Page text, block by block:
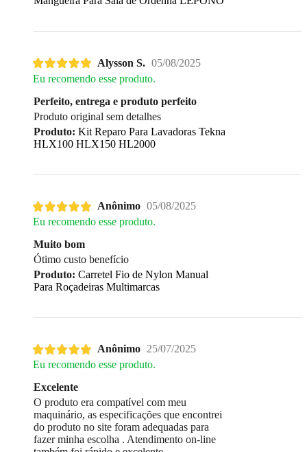
Alysson S. 05/08/2025
Eu recomendo esse produto.
Perfeito, entrega e produto perfeito
Produto original sem detalhes
Produto: Kit Reparo Para Lavadoras Tekna
HLX100 HLX150 HL2000
Anônimo 05/08/2025
Eu recomendo esse produto.
Muito bom
Ótimo custo benefício
Produto: Carretel Fio de Nylon Manual
Para Roçadeiras Multimarcas
Anônimo 25/07/2025
Eu recomendo esse produto.
Excelente
O produto era compatível com meu
maquinário, as especificações que encontrei
do produto no site foram adequadas para
fazer minha escolha . Atendimento on-line